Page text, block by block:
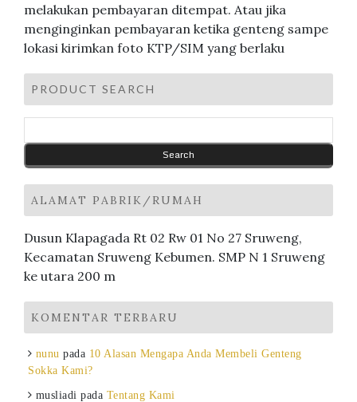
melakukan pembayaran ditempat. Atau jika
menginginkan pembayaran ketika genteng sampe
lokasi kirimkan foto KTP/SIM yang berlaku
PRODUCT SEARCH
ALAMAT PABRIK/RUMAH
Dusun Klapagada Rt 02 Rw 01 No 27 Sruweng,
Kecamatan Sruweng Kebumen. SMP N 1 Sruweng
ke utara 200 m
KOMENTAR TERBARU
nunu pada 10 Alasan Mengapa Anda Membeli Genteng
Sokka Kami?
musliadi pada Tentang Kami